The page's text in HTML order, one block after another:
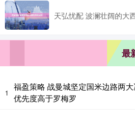
天弘忧配 波澜壮阔的大
最
1
福盈策略 战曼城坚定国米边路两
优先度高于罗梅罗